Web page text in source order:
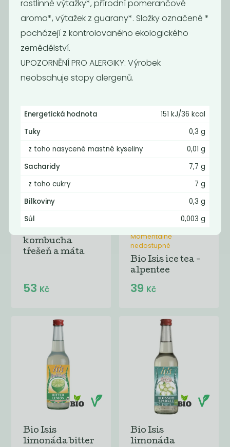
kombucha
kombucha
zázvor
kombucha
třešeň a máta
53 Kč
Momentálně
nedostupné
Bio Isis ice tea -
alpentee
39 Kč
Bio Isis
limonáda bitter
Bio Isis
limonáda
rostlinné výtažky*, přírodní pomerančové
aroma*, výtažek z guarany*. Složky označené *
pocházejí z kontrolovaného ekologického
zemědělství.
UPOZORNĚNÍ PRO ALERGIKY: Výrobek
neobsahuje stopy alergenů.
Energetická hodnota
151 kJ/36 kcal
Tuky
0,3 g
z toho nasycené mastné kyseliny
0,01 g
Sacharidy
7,7 g
z toho cukry
7 g
Bílkoviny
0,3 g
Sůl
0,003 g